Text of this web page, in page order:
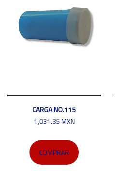
CARGA NO.115
1,031.35 MXN
COMPRAR